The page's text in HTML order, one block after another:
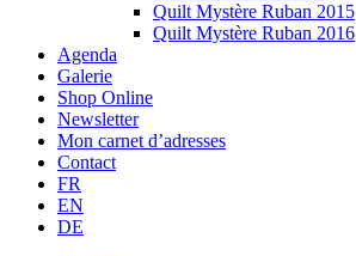
Quilt Mystère Ruban 2015
Quilt Mystère Ruban 2016
Agenda
Galerie
Shop Online
Newsletter
Mon carnet d’adresses
Contact
FR
EN
DE